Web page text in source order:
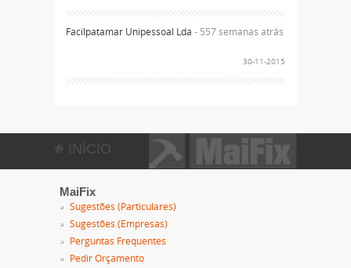
Facilpatamar Unipessoal Lda - 557 semanas atrás
30-11-2015
INÍCIO
MaiFix
Sugestões (Particulares)
Sugestões (Empresas)
Perguntas Frequentes
Pedir Orçamento